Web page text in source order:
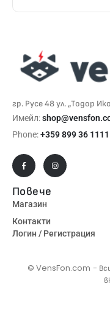
гр. Русе 48 ул. „Тодор
Имейл:
Phone:+359 899 36 1111
Повече
Магазин
Контакти
Логин / Регистрация
© VensFon.com -